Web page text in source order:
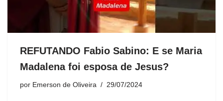
REFUTANDO Fabio Sabino: E se Maria
Madalena foi esposa de Jesus?
por Emerson de Oliveira 29/07/2024